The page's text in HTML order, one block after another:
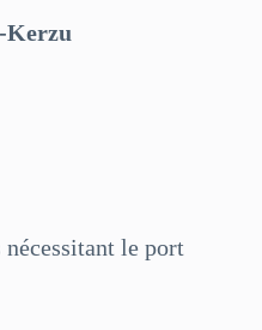
Kerzu
le port